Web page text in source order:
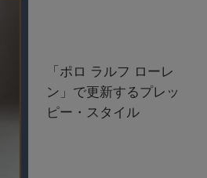
「ポロ ラルフ ローレ
ン」で更新するプレッ
ピー・スタイル